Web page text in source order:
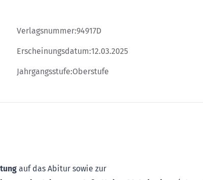
auf das Abitur sowie zur
Verlagsnummer:94917D
Erscheinungsdatum:12.03.2025
Jahrgangsstufe:Oberstufe